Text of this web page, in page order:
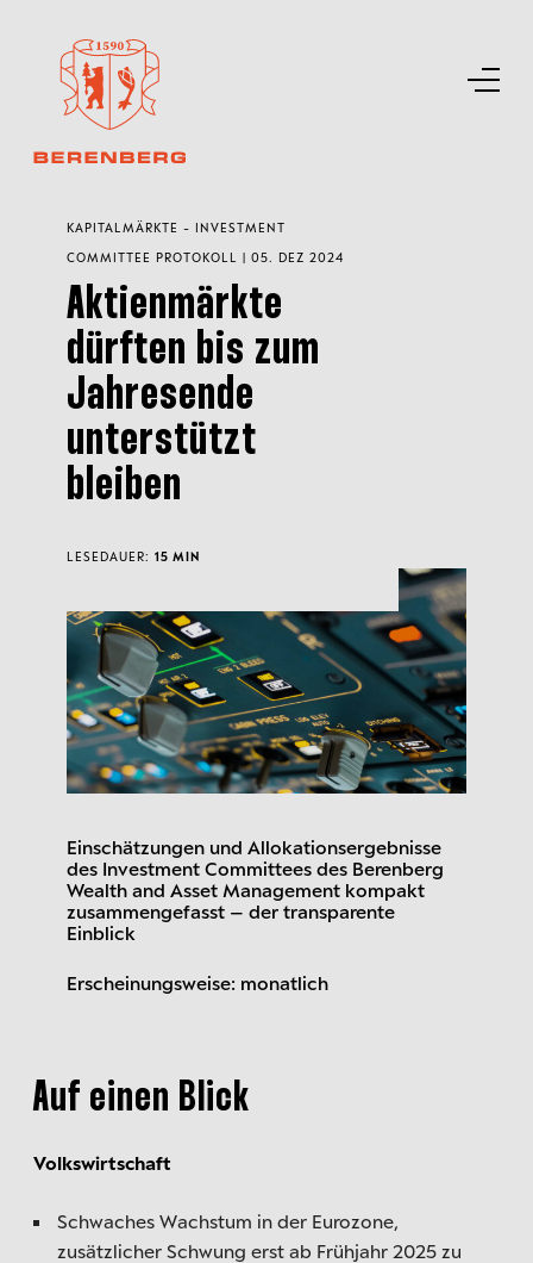
Einschätzungen und Allokationsergebnisse
des Investment Committees des Berenberg
Wealth and Asset Management kompakt
zusammengefasst – der transparente
Einblick
Erscheinungsweise: monatlich
KAPITALMÄRKTE - INVESTMENT
COMMITTEE PROTOKOLL | 05. DEZ 2024
Aktienmärkte
dürften bis zum
Jahresende
unterstützt
bleiben
LESEDAUER: 15 MIN
Auf einen Blick
Volkswirtschaft
Schwaches Wachstum in der Eurozone,
zusätzlicher Schwung erst ab Frühjahr 2025 zu